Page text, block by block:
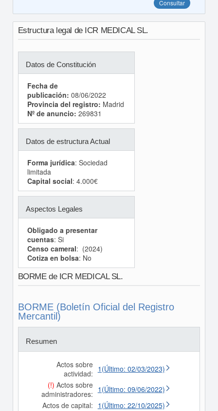
Consultar
Estructura legal de ICR MEDICAL SL.
Datos de Constitución
Fecha de
publicación: 08/06/2022
Provincia del registro: Madrid
Nº de anuncio: 269831
Datos de estructura Actual
Forma jurídica: Sociedad
limitada
Capital social: 4.000€
Aspectos Legales
Obligado a presentar
cuentas: Si
Censo cameral: (2024)
Cotiza en bolsa: No
BORME de ICR MEDICAL SL.
BORME (Boletín Oficial del Registro
Mercantil)
Resumen
Actos sobre
actividad: 1(Último: 02/03/2023)
(!) Actos sobre
administradores: 1(Último: 09/06/2022)
Actos de capital: 1(Último: 22/10/2025)